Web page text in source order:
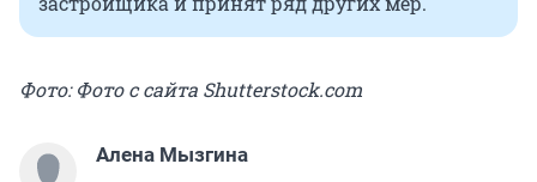
Фото: Фото с сайта Shutterstock.com
Алена Мызгина